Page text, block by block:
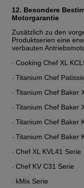
12. Besondere
Motorgarantie
Zusätzlich zu den
Produktserien eine
verbauten
∙ Cooking Chef XL
∙ Titanium Chef
∙ Titanium Chef Baker
∙ Titanium Chef Baker
∙ Titanium Chef Baker
∙ Titanium Chef Baker
∙ Chef XL KVL41 Serie
∙ Chef KV C31 Serie
∙ kMix Serie